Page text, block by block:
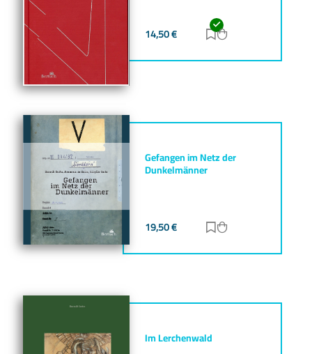
14,50€ Zur Merkliste
Gefangen im Netz der
Dunkelmänner
19,50€ Zur Merkliste
Im Lerchenwald